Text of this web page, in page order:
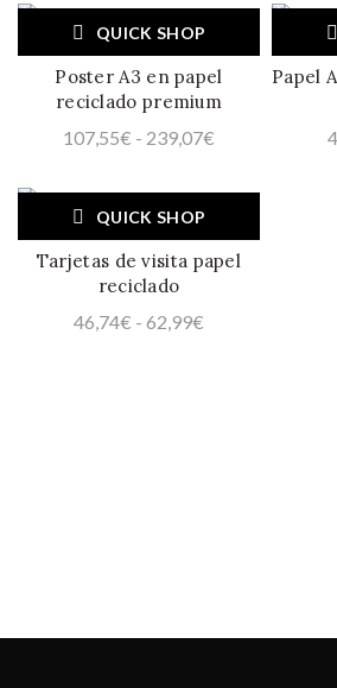
QUICK SHOP
Poster A3 en papel
reciclado premium
107,55€ - 239,07€
precios:
107,55€
Papel
QUICK SHOP
Tarjetas de visita papel
reciclado
46,74€ - 62,99€